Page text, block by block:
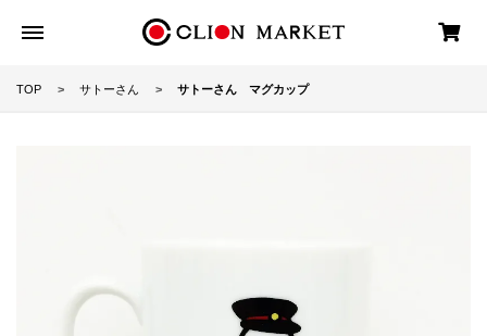
TOP サトーさん サトーさん マグカップ